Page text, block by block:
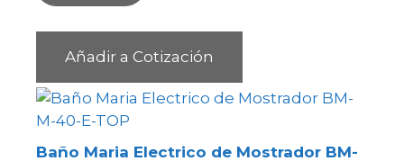
Añadir a Cotización
Baño Maria Electrico de Mostrador BM-